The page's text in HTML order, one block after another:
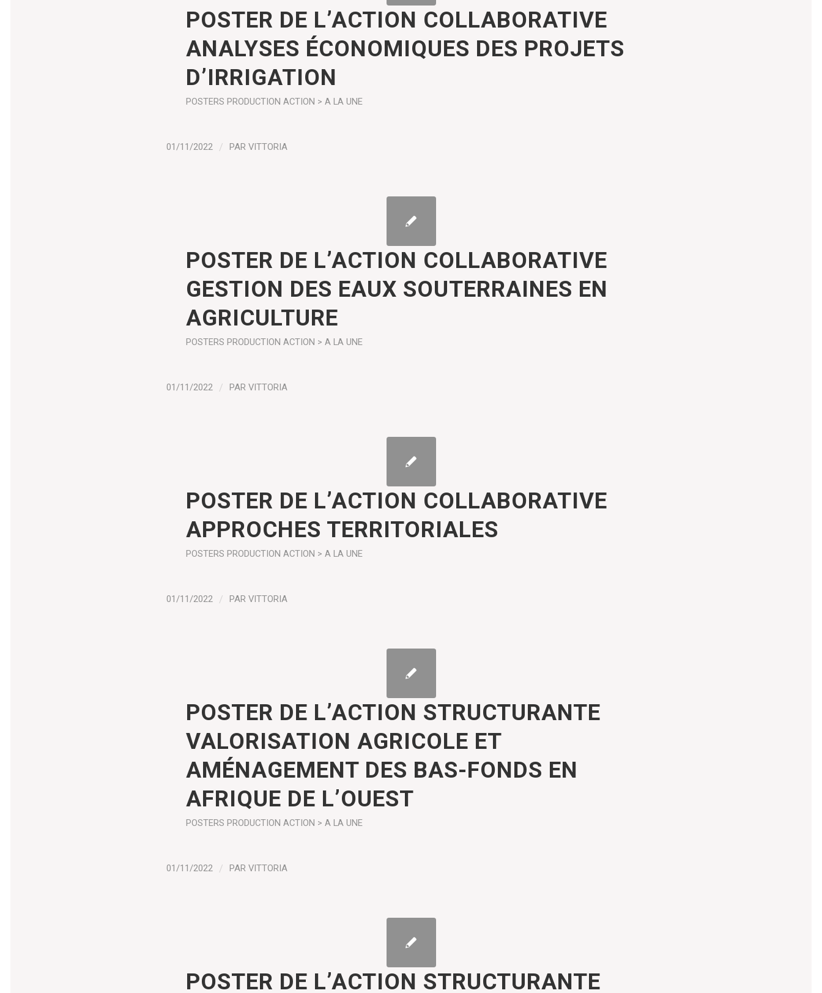
POSTER DE L’ACTION COLLABORATIVE
ANALYSES ÉCONOMIQUES DES PROJETS
D’IRRIGATION
POSTERS PRODUCTION ACTION > A LA UNE
01/11/2022 / PAR VITTORIA
POSTER DE L’ACTION COLLABORATIVE
GESTION DES EAUX SOUTERRAINES EN
AGRICULTURE
POSTERS PRODUCTION ACTION > A LA UNE
01/11/2022 / PAR VITTORIA
POSTER DE L’ACTION COLLABORATIVE
APPROCHES TERRITORIALES
POSTERS PRODUCTION ACTION > A LA UNE
01/11/2022 / PAR VITTORIA
POSTER DE L’ACTION STRUCTURANTE
VALORISATION AGRICOLE ET
AMÉNAGEMENT DES BAS-FONDS EN
AFRIQUE DE L’OUEST
POSTERS PRODUCTION ACTION > A LA UNE
01/11/2022 / PAR VITTORIA
POSTER DE L’ACTION STRUCTURANTE